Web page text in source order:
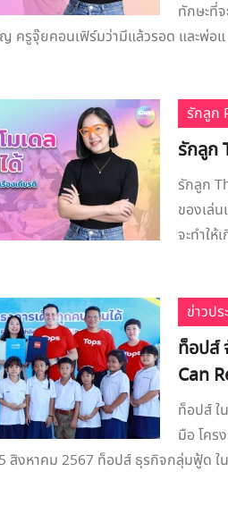
ทักษะที่
ครูจุ๊ยคอนเฟิร์มว่ามีแล้วรอด และพ่อแ
รักลูก
รักลูก
รักลูก
ของเล่
จะทำใ
ข่าวป
ท็อปส์
Can
ท็อปส์ ใ
มือ โคร
สิงหาคม 2567 ท็อปส์ ธุรกิจกลุ่มฟู้ด ใ